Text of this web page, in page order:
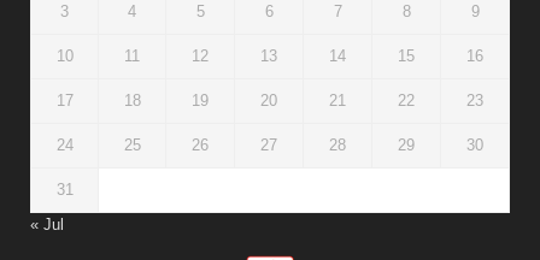
3 4 5 6 7 8 9
10 11 12 13 14 15 16
17 18 19 20 21 22 23
24 25 26 27 28 29 30
31
« Jul